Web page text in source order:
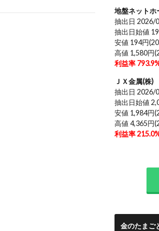
地盤ネット
抽出日 2026/
抽出日始値
安値 194円
高値 1,580円
利益率
ＪＸ金属(株
抽出日 2026/
抽出日始値
安値 1,984円
高値 4,365円
利益率
金のたまご